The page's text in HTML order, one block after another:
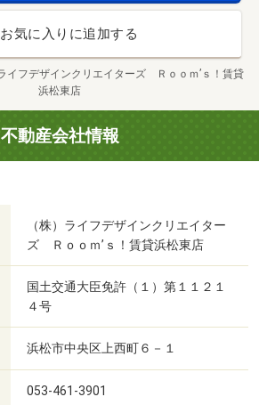
お気に入りに追加する
イフデザインクリエイターズ Ｒｏｏｍ’ｓ！賃貸
浜松東店
不動産会社情報
（株）ライフデザインクリエイター
ズ Ｒｏｏｍ’ｓ！賃貸浜松東店
国土交通大臣免許（１）第１１２１
４号
浜松市中央区上西町６－１
053-461-3901